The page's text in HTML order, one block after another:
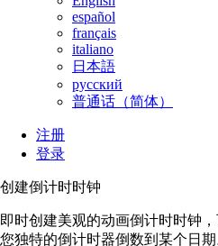
español
français
italiano
日本語
русский
普通话（简体）
注册
登录
创建倒计时时钟
即时创建美观的动画倒计时时钟
您独特的倒计时器倒数到某个日期